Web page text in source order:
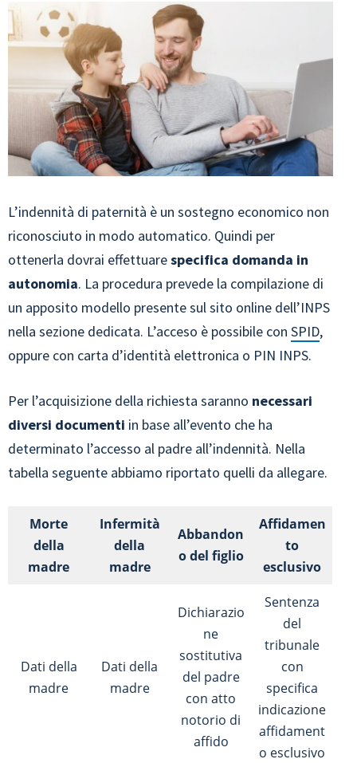
L’indennità di paternità è un sostegno economico non
riconosciuto in modo automatico. Quindi per
ottenerla dovrai effettuarespecifica domanda in
autonomia. La procedura prevede la compilazione di
un apposito modello presente sul sito online dell’INPS
nella sezione dedicata. L’acceso è possibile con SPID,
oppure con carta d’identità elettronica o PIN INPS.
Per l’acquisizione della richiesta saranno necessari
diversi documenti in base all’evento che ha
determinato l’accesso al padre all’indennità. Nella
tabella seguente abbiamo riportato quelli da allegare.
Morte
della
madre
Infermità
della
madre
Abbandon
o del figlio
Affidamen
to
esclusivo
Dati della
madre
Dati della
madre
Dichiarazio
ne
sostitutiva
del padre
con atto
notorio di
affido
Sentenza
del
tribunale
con
specifica
indicazione
affidament
o esclusivo